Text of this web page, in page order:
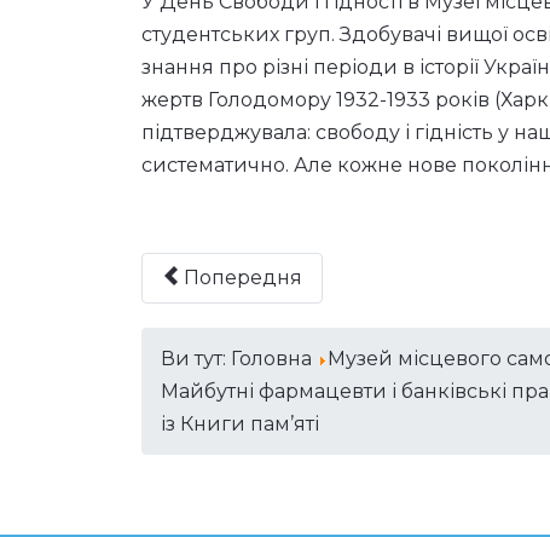
студентських груп. Здобувачі вищої
знання про різні періоди в історії
жертв Голодомору 1932-1933 років
підтверджувала: свободу і гідність у
систематично. Але кожне нове
Попередня
Ви тут: Головна
Музей місцевого
Майбутні фармацевти і банківські
із Книги пам’яті